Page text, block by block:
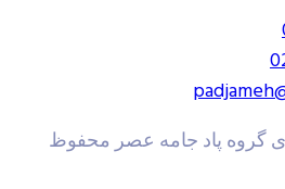
پاد جامه عصر محفوظ